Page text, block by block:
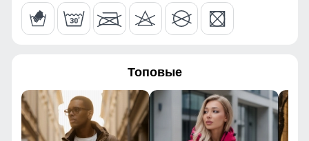
к телу. Внутренний карман удобно подходит для
телефона, документов и разных мелочей!
40
Фактура материала Шероховатая, стеганная
Плотность утеплителя (г/ 220
Конструктивные особенности
Топовые